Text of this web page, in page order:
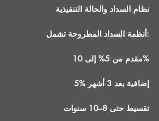
نظام السداد والحالة التنفيذية
أنظمة السداد المطروحة تشمل:
مقدم من 5% إلى 10%
5% إضافية بعد 3 أشهر
تقسيط حتى 8–10 سنوات